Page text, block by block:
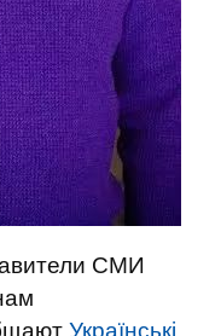
СМИ
Українські